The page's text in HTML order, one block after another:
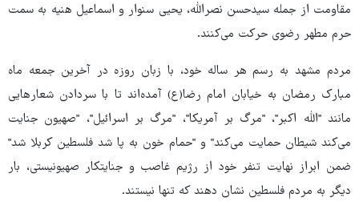
مقاومت از جمله سیدحسن نصرالله، یحیی سنوار و اسماعیل هنیه به سمت
حرم مطهر رضوی حرکت می‌کنند.
مردم مشهد به رسم هر ساله خود، با زبان روزه در آخرین جمعه ماه
مبارک رمضان به خیابان امام رضا(ع) آمده‌اند تا با سردادن شعارهایی
مانند "الله اکبر"، "مرگ بر آمریکا"، "مرگ بر اسرائیل"، "صهیون جنایت
می‌کند شیطان حمایت می‌کند" و "حمام خون به پا شد فلسطین کربلا شد"
ضمن ابراز نهایت تنفر خود از رژیم غاصب و جنایتکار صهیونیستی، بار
دیگر به مردم فلسطین نشان دهند که تنها نیستند.